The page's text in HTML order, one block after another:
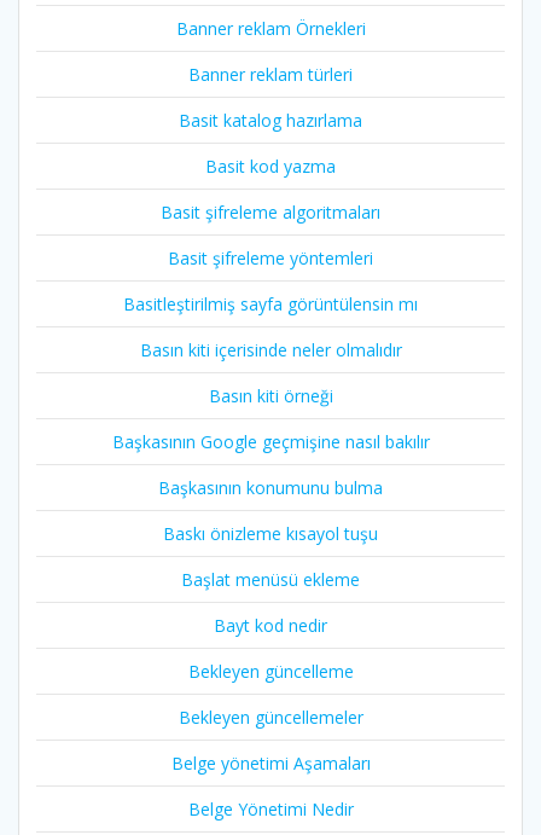
Banner reklam Örnekleri
Banner reklam türleri
Basit katalog hazırlama
Basit kod yazma
Basit şifreleme algoritmaları
Basit şifreleme yöntemleri
Basitleştirilmiş sayfa görüntülensin mı
Basın kiti içerisinde neler olmalıdır
Basın kiti örneği
Başkasının Google geçmişine nasıl bakılır
Başkasının konumunu bulma
Baskı önizleme kısayol tuşu
Başlat menüsü ekleme
Bayt kod nedir
Bekleyen güncelleme
Bekleyen güncellemeler
Belge yönetimi Aşamaları
Belge Yönetimi Nedir